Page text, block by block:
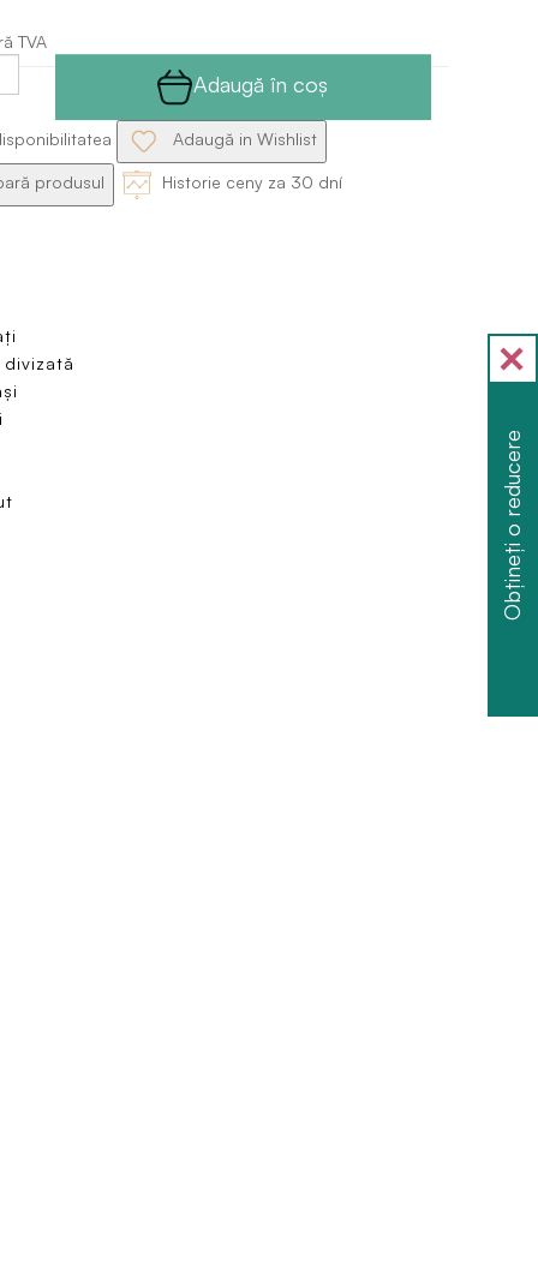
TVA
Adaugă în coş
Adaugă in Wishlist
produsul Historie ceny za 30 dní
divizată
Obțineți o reducere